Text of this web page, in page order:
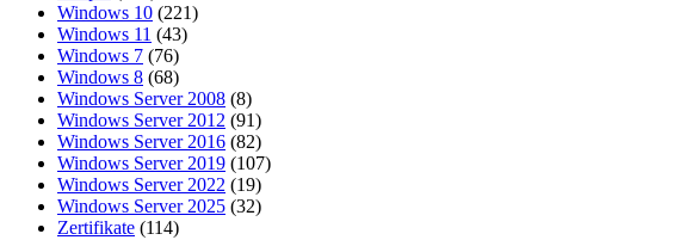
Windows 10 (221)
Windows 11 (43)
Windows 7 (76)
Windows 8 (68)
Windows Server 2008 (8)
Windows Server 2012 (91)
Windows Server 2016 (82)
Windows Server 2019 (107)
Windows Server 2022 (19)
Windows Server 2025 (32)
Zertifikate (114)